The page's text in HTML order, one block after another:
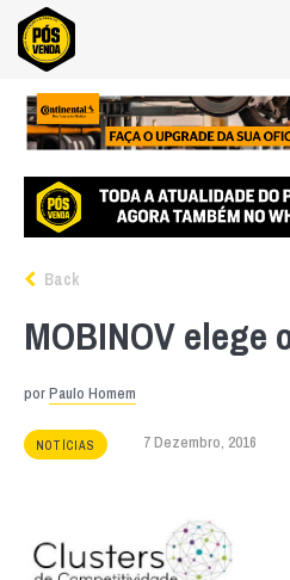
Back
MOBINOV elege
porPaulo Homem
NOTÍCIAS 7 Dezembro, 2016